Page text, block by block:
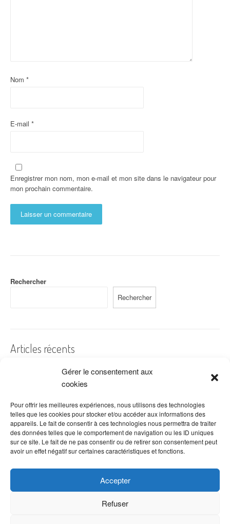
Gérer le consentement aux
cookies
Pour offrir les meilleures expériences, nous utilisons des technologies
telles que les cookies pour stocker et/ou accéder aux informations des
appareils. Le fait de consentir à ces technologies nous permettra de traiter
des données telles que le comportement de navigation ou les ID uniques
sur ce site. Le fait de ne pas consentir ou de retirer son consentement peut
avoir un effet négatif sur certaines caractéristiques et fonctions.
Accepter
Refuser
Nom *
E-mail *
Enregistrer mon nom, mon e-mail et mon site dans le navigateur pour
mon prochain commentaire.
Rechercher
Rechercher
Articles récents
A quelles dates de l’année offre-t-on des fleurs ?
Les fleurs préférées des Français
Combien de fois arroser un cactus ?
Quelles fleurs offrir pour la fête des mères ?
Idées de décoration avec fleurs séchées